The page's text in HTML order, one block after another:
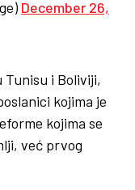
December 26,
i Boliviji,
kojima je
kojima se
već prvog